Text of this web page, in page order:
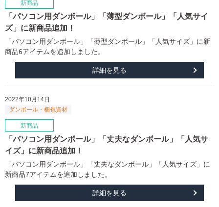
「パソコン用ダンボール」「薄型ダンボール」「人気サイ
ズ」に新商品追加！
「パソコン用ダンボール」「薄型ダンボール」「人気サイズ」に新
商品6アイテムを追加しました。
詳細を見る
2022年10月14日
「パソコン用ダンボール」「丈夫なダンボール」「人気サ
イズ」に新商品追加！
「パソコン用ダンボール」「丈夫なダンボール」「人気サイズ」に
新商品7アイテムを追加しました。
詳細を見る